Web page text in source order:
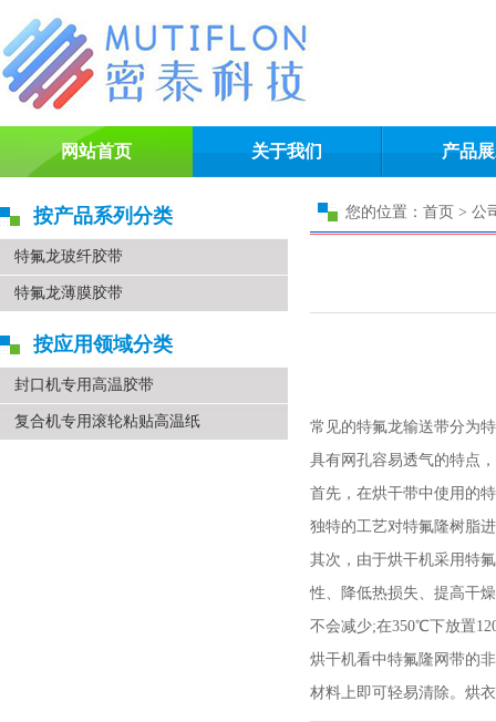
网站首页 关于我们 产品
按产品系列分类
特氟龙玻纤胶带
特氟龙薄膜胶带
按应用领域分类
封口机专用高温胶带
复合机专用滚轮粘贴高温纸
您的位置：首页 > 公
常见的特氟龙输送带分为
具有网孔容易透气的特点
首先，在烘干带中使用的
独特的工艺对特氟隆树脂
其次，由于烘干机采用特
性、降低热损失、提高干
不会减少;在350℃下放置
烘干机看中特氟隆网带的
材料上即可轻易清除。烘